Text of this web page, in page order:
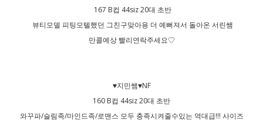
167 B컵 44siz 20대 초반
뷰티모델 피팅모텔했던 그친구맞아용 더 예뻐져서 돌아온 서린쌤
만콜예상 빨리연락주세요♡
♥지민쌤♥NF
160 B컵 44siz 20대 초반
와꾸파/슬림족/마인드족/로맨스 모두 충족시켜줄수있는 역대급!!! 사이즈